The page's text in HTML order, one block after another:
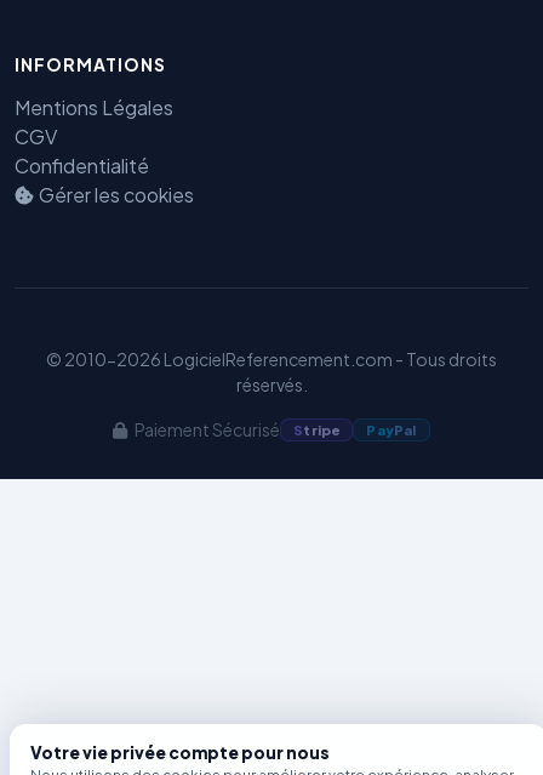
INFORMATIONS
Mentions Légales
CGV
Confidentialité
Gérer les cookies
© 2010-2026 LogicielReferencement.com - Tous droits
réservés.
Paiement Sécurisé Stripe PayPal
Votre vie privée compte pour nous